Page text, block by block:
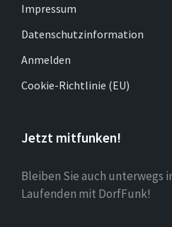
Impressum
Datenschutzinformation
Anmelden
Cookie-Richtlinie (EU)
Jetzt mitfunken!
Bleiben Sie auch unterwegs
Laufenden mit DorfFunk!